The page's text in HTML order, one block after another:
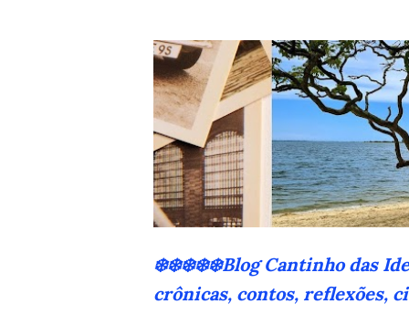
❄️❄️❄️❄️❄️Blog Cantinho das
crônicas, contos, reflexões,